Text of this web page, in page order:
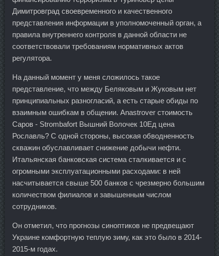
Димитровград своевременного и качественного
представления информации в уполномоченный орган, а
правила внутреннего контроля в данной области не
соответствовали требованиям нормативных актов
регулятора.
На данный момент у меня сложилось такое
представление, что между Беляковым и Жуковым нет
принципиальных разногласий, а есть старые обиды по
взаимным ошибкам в общении. Anastrover стоимость
Саров - Strombafort Вышний Волочек 10Ед цена
Рославль? С одной стороны, высокая обводненность
скважин обуславливает снижение добычи нефти.
Итальянская банковская система сталкивается и с
огромными эксплуатационными расходами: в ней
насчитывается свыше 500 банков с чрезмерно большим
количеством филиалов и завышенным числом
сотрудников.
Он отметил, что прогнозы синоптиков не предвещают
Украине комфортную теплую зиму, как это было в 2014-
2015-м годах.